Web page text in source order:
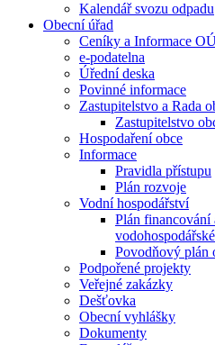
Kalendář svozu odpadu
Obecní úřad
Ceníky a Informace
e-podatelna
Úřední deska
Povinné informace
Zastupitelstvo a Rada
Zastupitelstvo
Hospodaření obce
Informace
Pravidla přístupu
Plán rozvoje
Vodní hospodářství
Plán financování
Povodňový plán
Podpořené projekty
Veřejné zakázky
Dešťovka
Obecní vyhlášky
Dokumenty